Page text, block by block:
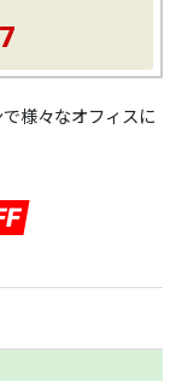
様々なオフィスに